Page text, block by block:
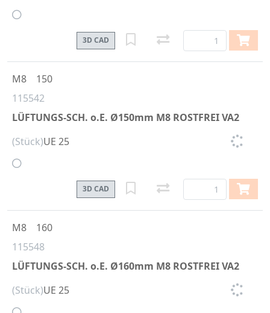
3D CAD
115542
LÜFTUNGS-SCH. o.E. Ø150mm M8 ROSTFREI VA2
M8 150
(Stück)UE 25
3D CAD
115548
LÜFTUNGS-SCH. o.E. Ø160mm M8 ROSTFREI VA2
M8 160
(Stück)UE 25